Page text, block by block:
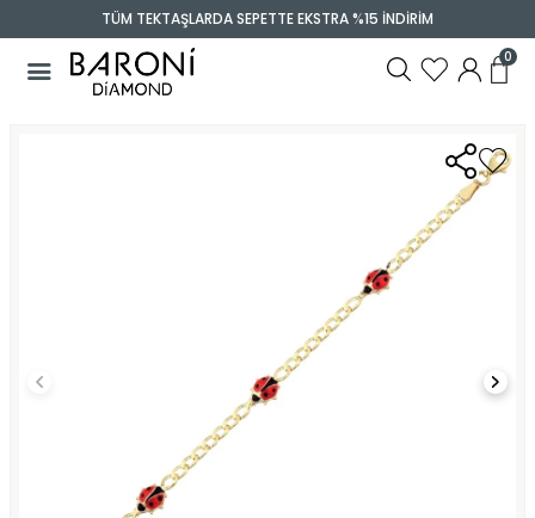
TÜM TEKTAŞLARDA SEPETTE EKSTRA %15 İNDİRİM
0